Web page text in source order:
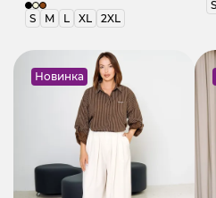
S
M L XL 2XL
S
Новинка